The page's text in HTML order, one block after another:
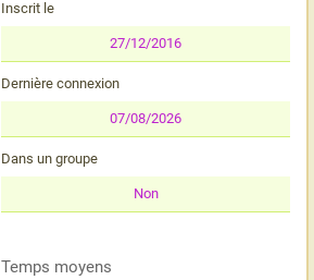
Inscrit le
27/12/2016
Dernière connexion
07/08/2026
Dans un groupe
Non
Temps moyens